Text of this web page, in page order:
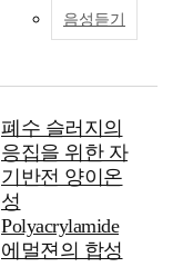
음성듣기
폐수 슬러지의
응집을 위한 자
기반전 양이온
성
Polyacrylamide
에멀젼의 합성